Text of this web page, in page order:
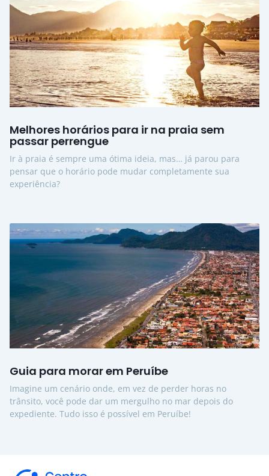
Melhores horários para ir na praia sem
passar perrengue
Ir à praia é sempre uma ótima ideia, mas… já parou para
pensar que o horário pode mudar completamente sua
experiência?
Guia para morar em Peruíbe
Imagine um cenário onde, em vez de perder horas no
trânsito, você pode dar um mergulho no mar depois do
expediente. Tudo isso é possível em Peruíbe!